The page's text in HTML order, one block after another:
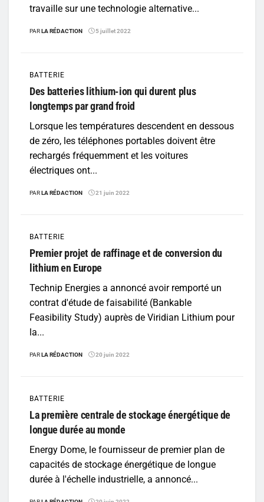
travaille sur une technologie alternative...
PARLA RÉDACTION 5 juillet 2022
BATTERIE
Des batteries lithium-ion qui durent plus
longtemps par grand froid
Lorsque les températures descendent en dessous
de zéro, les téléphones portables doivent être
rechargés fréquemment et les voitures
électriques ont...
PARLA RÉDACTION 21 juin 2022
BATTERIE
Premier projet de raffinage et de conversion du
lithium en Europe
Technip Energies a annoncé avoir remporté un
contrat d'étude de faisabilité (Bankable
Feasibility Study) auprès de Viridian Lithium pour
la...
PARLA RÉDACTION 20 juin 2022
BATTERIE
La première centrale de stockage énergétique de
longue durée au monde
Energy Dome, le fournisseur de premier plan de
capacités de stockage énergétique de longue
durée à l'échelle industrielle, a annoncé...